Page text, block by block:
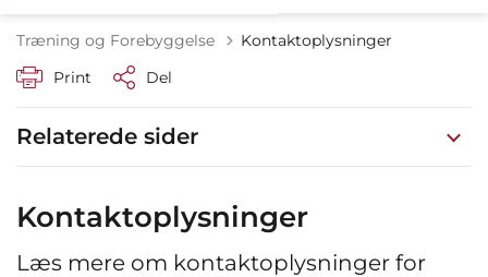
Træning og Forebyggelse
Kontaktoplysninger
Print
Del
Relaterede sider
Kontaktoplysninger
Læs mere om kontaktoplysninger for